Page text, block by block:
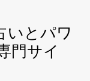
いとパワ
門サイ